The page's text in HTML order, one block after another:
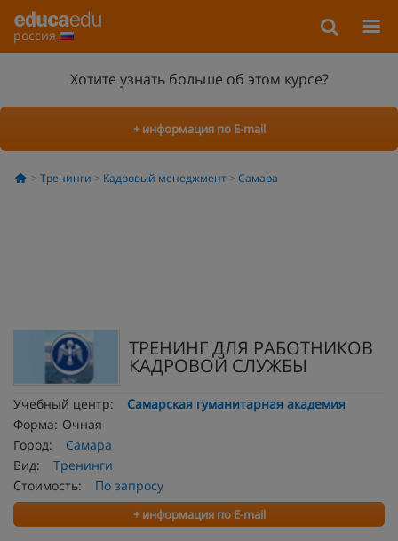
россия
Хотите узнать больше об этом курсе?
+ информация по E-mail
Тренинги Кадровый менеджмент Самара
ТРЕНИНГ ДЛЯ РАБОТНИКОВ
КАДРОВОЙ СЛУЖБЫ
Учебный центр:
Самарская гуманитарная академия
Форма: Очная
Город:
Самара
Вид:
Тренинги
Стоимость:
По запросу
+ информация по E-mail